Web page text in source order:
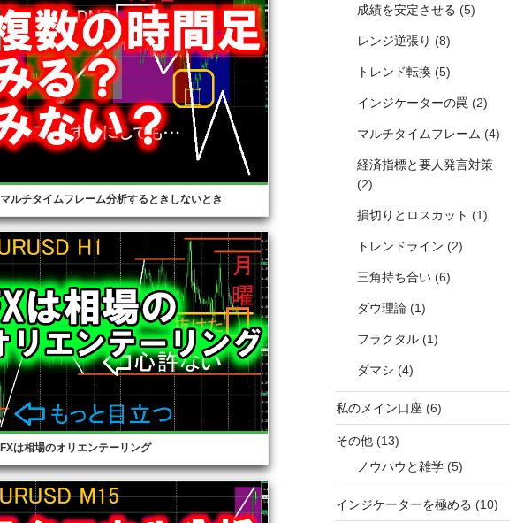
マルチタイムフレーム分析するときしないとき
FXは相場のオリエンテーリング
成績を安定させる (5)
レンジ逆張り (8)
トレンド転換 (5)
インジケーターの罠 (2)
マルチタイムフレーム (4)
経済指標と要人発言対策
(2)
損切りとロスカット (1)
トレンドライン (2)
三角持ち合い (6)
ダウ理論 (1)
フラクタル (1)
ダマシ (4)
私のメイン口座 (6)
その他 (13)
ノウハウと雑学 (5)
インジケーターを極める (10)